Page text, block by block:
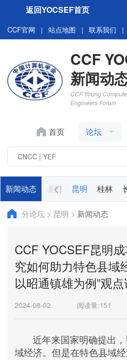
返回YOCSEF首页
CCF官网 | 站点地图 | 联系我们 |
CCF
新闻动
CCF Young
Engineers Forum
首页 论坛
新闻动态
原 兰州 厦门 昆明 桂林
分论坛 > 昆明 > 新闻动态
CCF YOCSEF昆明
究如何助力特色县
以昭通镇雄为例”观
2024-08-02 阅读量:151
近年来国家明确提出
域经济。 但是在特色县域